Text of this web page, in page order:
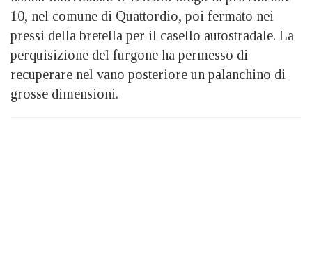
10, nel comune di Quattordio, poi fermato nei
pressi della bretella per il casello autostradale. La
perquisizione del furgone ha permesso di
recuperare nel vano posteriore un palanchino di
grosse dimensioni.